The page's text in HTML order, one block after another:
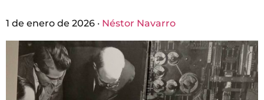
1 de enero de 2026 · Néstor Navarro